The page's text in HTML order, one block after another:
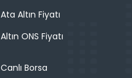
Ata Altın Fiyatı
Altın ONS Fiyatı
Canlı Borsa